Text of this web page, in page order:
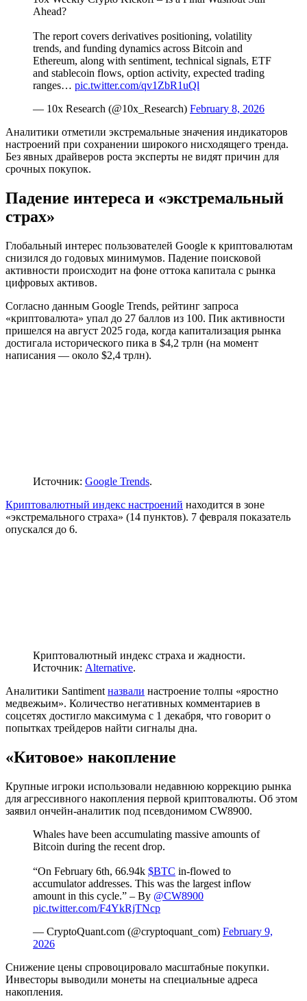
Ahead?
The report covers derivatives positioning, volatility
trends, and funding dynamics across Bitcoin and
Ethereum, along with sentiment, technical signals, ETF
and stablecoin flows, option activity, expected trading
ranges… pic.twitter.com/qv1ZbR1uQl
— 10x Research (@10x_Research) February 8, 2026
Аналитики отметили экстремальные значения индикаторов
настроений при сохранении широкого нисходящего тренда.
Без явных драйверов роста эксперты не видят причин для
срочных покупок.
Падение интереса и «экстремальный
страх»
Глобальный интерес пользователей Google к криптовалютам
снизился до годовых минимумов. Падение поисковой
активности происходит на фоне оттока капитала с рынка
цифровых активов.
Согласно данным Google Trends, рейтинг запроса
«криптовалюта» упал до 27 баллов из 100. Пик активности
пришелся на август 2025 года, когда капитализация рынка
достигала исторического пика в $4,2 трлн (на момент
написания — около $2,4 трлн).
Источник: Google Trends.
Криптовалютный индекс настроений находится в зоне
«экстремального страха» (14 пунктов). 7 февраля показатель
опускался до 6.
Криптовалютный индекс страха и жадности.
Источник: Alternative.
Аналитики Santiment назвали настроение толпы «яростно
медвежьим». Количество негативных комментариев в
соцсетях достигло максимума с 1 декабря, что говорит о
попытках трейдеров найти сигналы дна.
«Китовое» накопление
Крупные игроки использовали недавнюю коррекцию рынка
для агрессивного накопления первой криптовалюты. Об этом
заявил ончейн-аналитик под псевдонимом CW8900.
Whales have been accumulating massive amounts of
Bitcoin during the recent drop.
“On February 6th, 66.94k $BTC in-flowed to
accumulator addresses. This was the largest inflow
amount in this cycle.” – By @CW8900
pic.twitter.com/F4YkRjTNcp
— CryptoQuant.com (@cryptoquant_com) February 9,
2026
Снижение цены спровоцировало масштабные покупки.
Инвесторы выводили монеты на специальные адреса
накопления.